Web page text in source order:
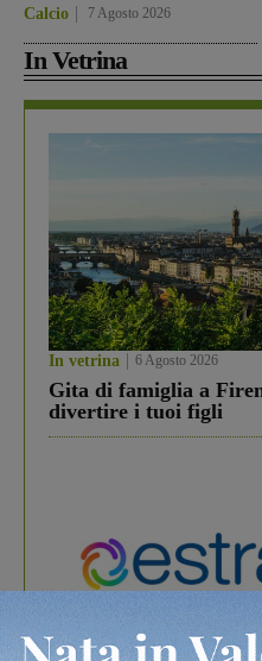
Calcio 7 Agosto 2026
In Vetrina
In vetrina 6 Agosto 2026
Gita di famiglia a
divertire i tuoi figli